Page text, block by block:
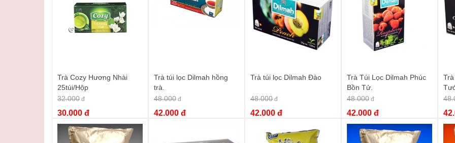
Từ khóa :trà lipton chanh ice tea lipton ice tea chanh trà chanh lipton,lipton trà đá chanh trà giải khát lipton
Trà Cozy Hương Nhài
25túi/Hộp
32.000 đ
30.000 đ
Trà túi lọc Dilmah hồng
trà.
48.000 đ
42.000 đ
Trà túi lọc Dilmah Đào
48.000 đ
42.000 đ
Trà Túi Lọc Dilmah Phúc
Bồn Tử.
48.000 đ
42.000 đ